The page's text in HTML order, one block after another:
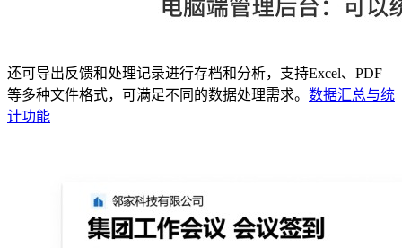
还可导出反馈和处理记录进行存档和分析，支持Excel、PDF
等多种文件格式，可满足不同的数据处理需求。 数据汇总与统
计功能